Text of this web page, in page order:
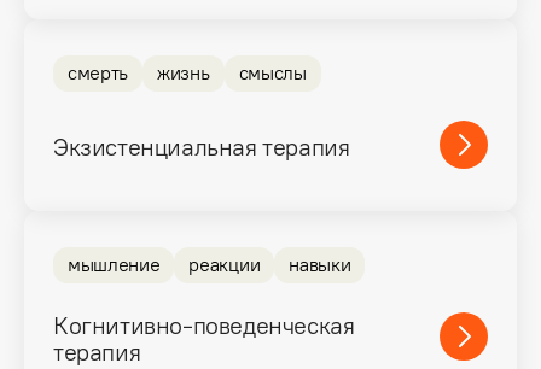
Экзистенциальная терапия
смерть жизнь смыслы
Когнитивно-поведенческая
терапия
мышление реакции навыки